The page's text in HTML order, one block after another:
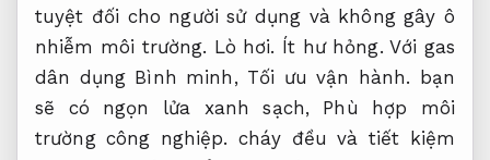
tuyệt đối cho người sử dụng và không gây ô
nhiễm môi trường. Lò hơi. Ít hư hỏng. Với gas
dân dụng Bình minh, Tối ưu vận hành. bạn
sẽ có ngọn lửa xanh sạch, Phù hợp môi
trường công nghiệp. cháy đều và tiết kiệm